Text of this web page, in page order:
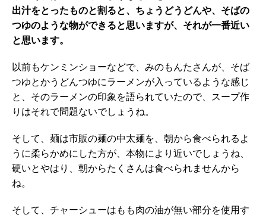
出汁をとったものと割ると、ちょうどうどんや、そばの
つゆのような物ができると思いますが、それが一番近い
と思います。
以前もケンミンショーなどで、みのもんたさんが、そば
つゆとかうどんつゆにラーメンが入っているような感じ
と、そのラーメンの印象を語られていたので、スープ作
りはそれで問題ないでしょうね。
そして、麺は市販の麺の中太麺を、朝から食べられるよ
うに柔らかめにした方が、本物により近いでしょうね、
硬いとやはり、朝からたくさんは食べられませんから
ね。
そして、チャーシューはもも肉の油が無い部分を使用す